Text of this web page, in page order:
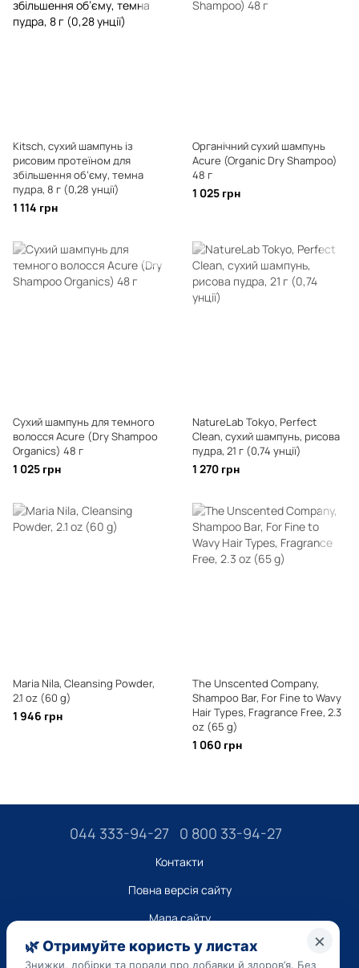
Kitsch, сухий шампунь із
рисовим протеїном для
збільшення об’єму, темна
пудра, 8 г (0,28 унції)
1 114 грн
Органічний сухий шампунь
Acure (Organic Dry Shampoo)
48 г
1 025 грн
Cухий шампунь для темного
волосся Acure (Dry Shampoo
Organics) 48 г
1 025 грн
NatureLab Tokyo, Perfect
Clean, сухий шампунь, рисова
пудра, 21 г (0,74 унції)
1 270 грн
Maria Nila, Cleansing Powder,
2.1 oz (60 g)
1 946 грн
The Unscented Company,
Shampoo Bar, For Fine to Wavy
Hair Types, Fragrance Free, 2.3
oz (65 g)
1 060 грн
044 333-94-27 0 800 33-94-27
Контакти
Повна версія сайту
Мапа сайту
ТОВ “ДО ЮА”,
Код ЄДРПОУ 45223262